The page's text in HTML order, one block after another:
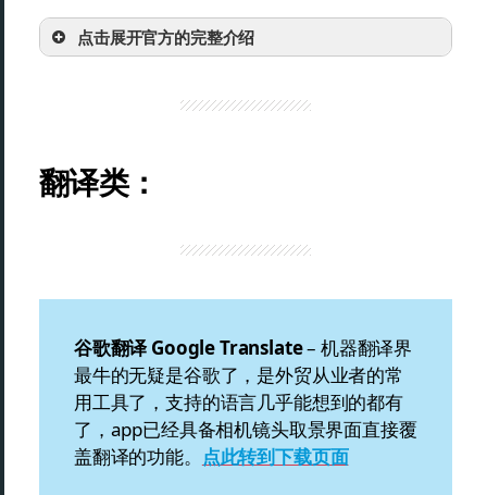
点击展开官方的完整介绍
翻译类：
谷歌翻译 Google Translate– 机器翻译界
最牛的无疑是谷歌了，是外贸从业者的常
用工具了，支持的语言几乎能想到的都有
了，app已经具备相机镜头取景界面直接覆
盖翻译的功能。 点此转到下载页面